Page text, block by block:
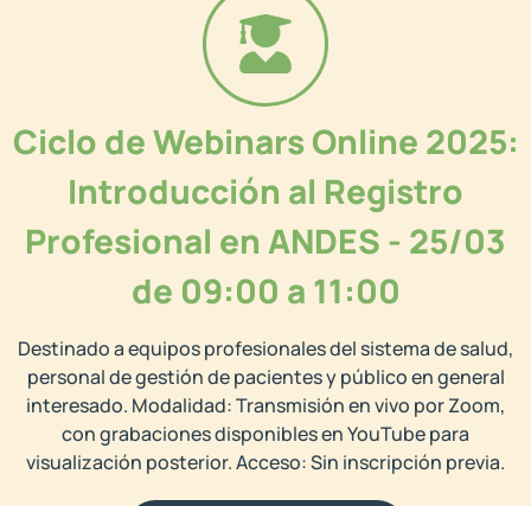
Ciclo de Webinars Online 2025:
Introducción al Registro
Profesional en ANDES - 25/03
de 09:00 a 11:00
Destinado a equipos profesionales del sistema de salud,
personal de gestión de pacientes y público en general
interesado. Modalidad: Transmisión en vivo por Zoom,
con grabaciones disponibles en YouTube para
visualización posterior. Acceso: Sin inscripción previa.